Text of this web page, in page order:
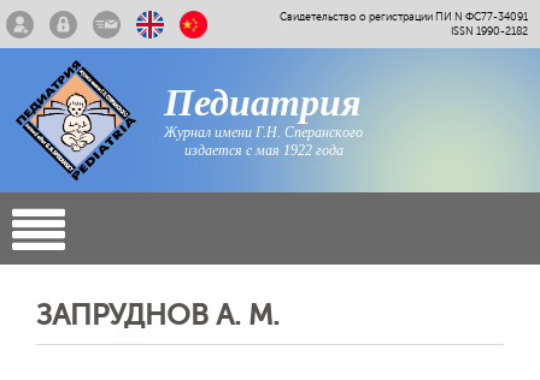
Свидетельство о регистрации ПИ N ФС77-34091
ISSN 1990-2182
Педиатрия
Журнал имени Г.Н. Сперанского
издается с мая 1922 года
ЗАПРУДНОВ А. М.